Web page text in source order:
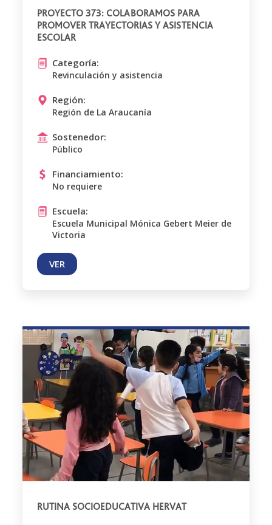
PROYECTO 373: COLABORAMOS PARA
PROMOVER TRAYECTORIAS Y ASISTENCIA
ESCOLAR
Categoría:
Revinculación y asistencia
Región:
Región de La Araucanía
Sostenedor:
Público
Financiamiento:
No requiere
Escuela:
Escuela Municipal Mónica Gebert Meier de
Victoria
VER
RUTINA SOCIOEDUCATIVA HERVAT